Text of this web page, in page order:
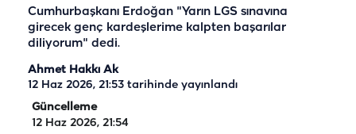
Cumhurbaşkanı Erdoğan "Yarın LGS sınavına
girecek genç kardeşlerime kalpten başarılar
diliyorum" dedi.
Ahmet Hakkı Ak
12 Haz 2026, 21:53 tarihinde yayınlandı
Güncelleme
12 Haz 2026, 21:54